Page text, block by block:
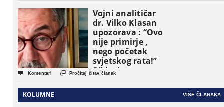
Vojni analitičar
dr. Vilko Klasan
upozorava : “Ovo
nije primirje ,
nego početak
svjetskog rata!”
(Video)
 Komentari  Pročitaj čitav članak
KOLUMNE VIŠE ČLANAKA